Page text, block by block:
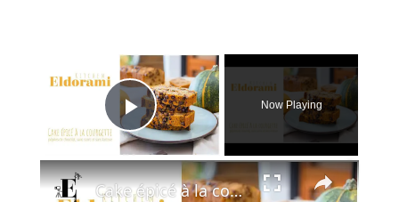
×
Play Video
Now Playing
×
Cake épicé à la courgette et aux pépites de chocolat | Sans sucre et sans lactose